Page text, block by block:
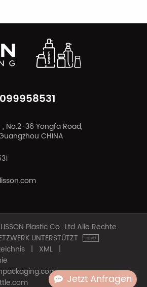
Jetzt Anfragen
ERFAHREN SIE
No.2-36 Yongfa Road,
CHINA
Plastic Co., Ltd Alle Rechte
UNTERSTÜTZT
| XML |